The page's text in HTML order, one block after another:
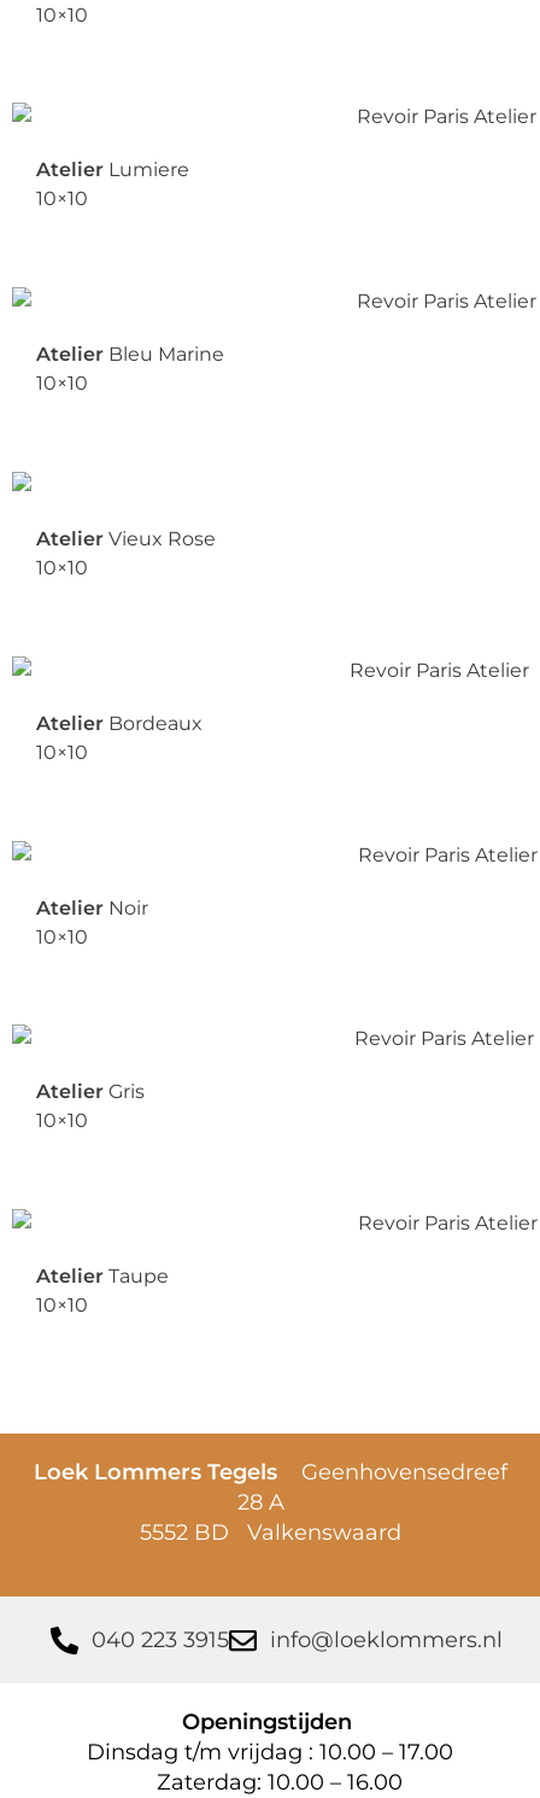
10×10
Atelier Lumiere
10×10
Atelier Bleu Marine
10×10
Atelier Vieux Rose
10×10
Atelier Bordeaux
10×10
Atelier Noir
10×10
Atelier Gris
10×10
Atelier Taupe
10×10
Loek Lommers Tegels Geenhovensedreef
28 A
5552 BD Valkenswaard
040 223 3915 info@loeklommers.nl
Openingstijden
Dinsdag t/m vrijdag : 10.00 – 17.00
Zaterdag: 10.00 – 16.00